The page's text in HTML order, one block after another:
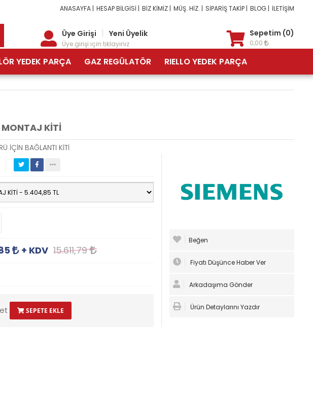
ANASAYFA | HESAP BİLGİSİ | BİZ KİMİZ | MÜŞ. HİZ. | SİPARİŞ TAKİP | BLOG | İLETİŞİM
Üye Girişi Yeni Üyelik
Üye girişi için tıklayınız
Sepetim (0)
0,00
YEDEK PARÇA GAZ REGÜLATÖR RIELLO YEDEK PARÇA
KİTİ
İÇİN BAĞLANTI KİTİ
+ KDV 15.611,79
SEPETE EKLE
Beğen
Fiyatı Düşünce Haber Ver
Arkadaşıma Gönder
Ürün Detaylarını Yazdır